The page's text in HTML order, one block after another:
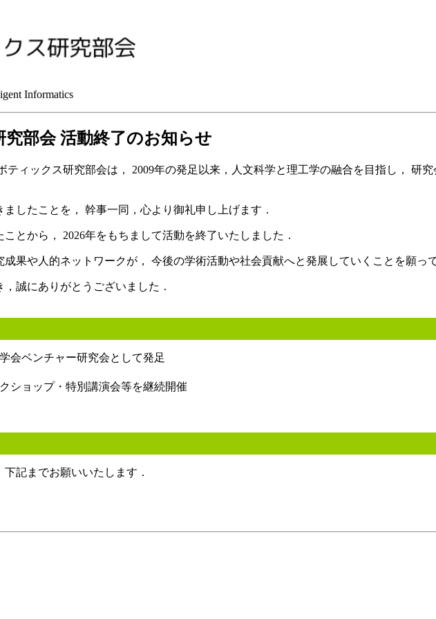
Informatics
部会 活動終了のお知らせ
ティックス研究部会は， 2009年の発足以来，人文科学と理工学の融合を目指し， 研
したことを， 幹事一同，心より御礼申し上げます．
とから， 2026年をもちまして活動を終了いたしました．
果や人的ネットワークが， 今後の学術活動や社会貢献へと発展していくことを願っ
誠にありがとうございました．
会ベンチャー研究会として発足
ショップ・特別講演会等を継続開催
記までお願いいたします．